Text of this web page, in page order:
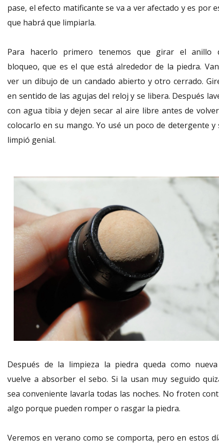
pase, el efecto matificante se va a ver afectado y es por
que habrá que limpiarla.
Para hacerlo primero tenemos que girar el anillo
bloqueo, que es el que está alrededor de la piedra.
ver un dibujo de un candado abierto y otro cerrado.
en sentido de las agujas del reloj y se libera. Después
con agua tibia y dejen secar al aire libre antes de
colocarlo en su mango. Yo usé un poco de detergente y
limpió genial.
Después de la limpieza la piedra queda como
vuelve a absorber el sebo. Si la usan muy seguido
sea conveniente lavarla todas las noches. No froten
algo porque pueden romper o rasgar la piedra.
Veremos en verano como se comporta, pero en estos